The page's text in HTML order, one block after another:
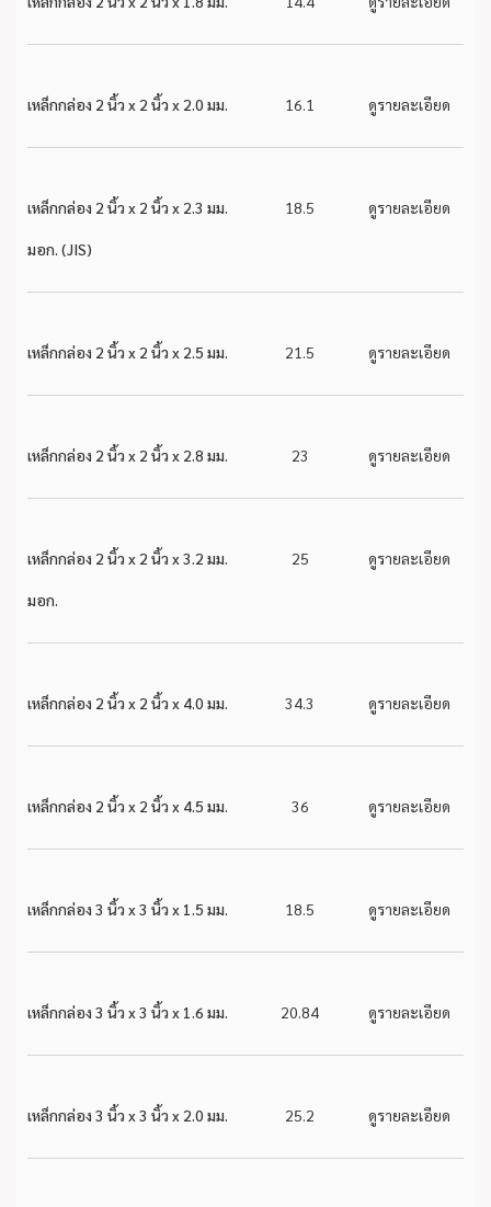
เหล็กกล่อง 2 นิ้ว x 2 นิ้ว x 2.0 มม. 16.1 ดูรายละเอียด
เหล็กกล่อง 2 นิ้ว x 2 นิ้ว x 2.3 มม.
มอก. (JIS)
18.5 ดูรายละเอียด
เหล็กกล่อง 2 นิ้ว x 2 นิ้ว x 2.5 มม. 21.5 ดูรายละเอียด
เหล็กกล่อง 2 นิ้ว x 2 นิ้ว x 2.8 มม. 23 ดูรายละเอียด
เหล็กกล่อง 2 นิ้ว x 2 นิ้ว x 3.2 มม.
มอก.
25 ดูรายละเอียด
เหล็กกล่อง 2 นิ้ว x 2 นิ้ว x 4.0 มม. 34.3 ดูรายละเอียด
เหล็กกล่อง 2 นิ้ว x 2 นิ้ว x 4.5 มม. 36 ดูรายละเอียด
เหล็กกล่อง 3 นิ้ว x 3 นิ้ว x 1.5 มม. 18.5 ดูรายละเอียด
เหล็กกล่อง 3 นิ้ว x 3 นิ้ว x 1.6 มม. 20.84 ดูรายละเอียด
เหล็กกล่อง 3 นิ้ว x 3 นิ้ว x 2.0 มม. 25.2 ดูรายละเอียด